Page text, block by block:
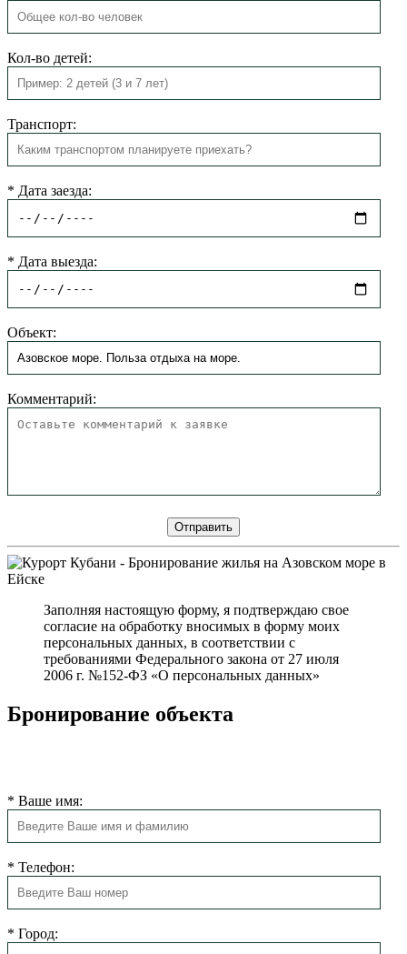
Кол-во детей:
Транспорт:
* Дата заезда:
* Дата выезда:
Объект:
Комментарий:
Заполняя настоящую форму, я подтверждаю свое
согласие на обработку вносимых в форму моих
персональных данных, в соответствии с
требованиями Федерального закона от 27 июля
2006 г. №152-ФЗ «О персональных данных»
Бронирование объекта
* Ваше имя:
* Телефон:
* Город: